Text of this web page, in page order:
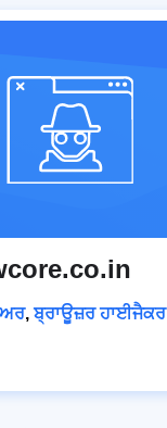
,ਬ੍ਰਾਊਜ਼ਰ ਹਾਈਜੈਕਰ